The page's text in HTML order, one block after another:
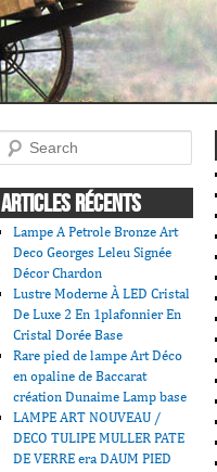
Search
ARTICLES RÉCENTS
Lampe A Petrole Bronze Art
Deco Georges Leleu Signée
Décor Chardon
Lustre Moderne À LED Cristal
De Luxe 2 En 1plafonnier En
Cristal Dorée Base
Rare pied de lampe Art Déco
en opaline de Baccarat
création Dunaime Lamp base
LAMPE ART NOUVEAU /
DECO TULIPE MULLER PATE
DE VERRE era DAUM PIED